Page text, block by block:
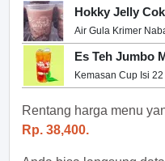
Hokky Jelly
Air Gula Krimer
Es Teh Jumbo
Kemasan Cup Isi
Rentang harga menu
Rp. 38,400.